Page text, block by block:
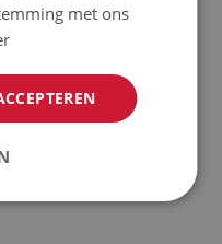
met een afmeting van
met ons